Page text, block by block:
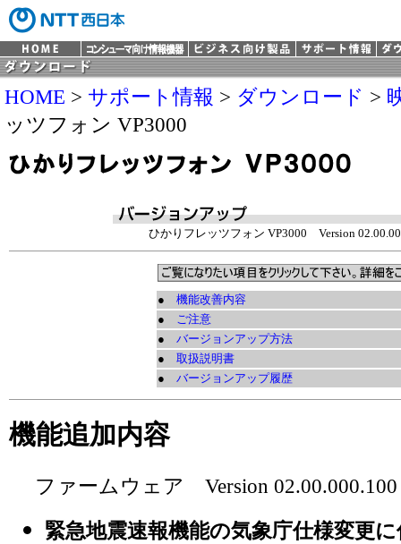
HOME > サポート情報 > ダウンロード >
ッツフォン VP3000
ひかりフレッツフォン VP3000 Version
● 機能改善内容
● ご注意
● バージョンアップ方法
● 取扱説明書
● バージョンアップ履歴
機能追加内容
ファームウェア Version 02.00.000.100
緊急地震速報機能の気象庁仕様変更